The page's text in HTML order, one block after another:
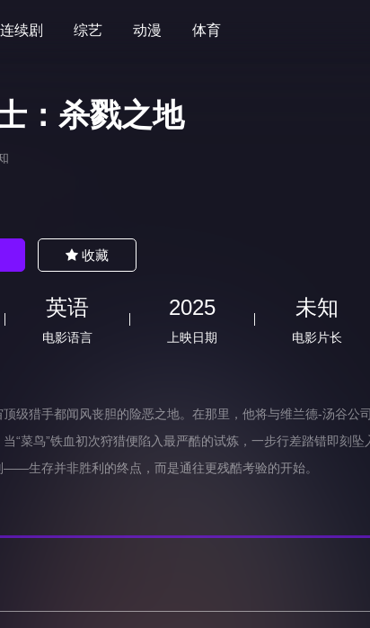
连续剧 综艺 动漫 体育
：杀戮之地
收藏
英语
电影语言
2025
上映日期
未知
电影片长
猎手都闻风丧胆的险恶之地。在那里，他将与维兰德-汤谷公
“菜鸟”铁血初次狩猎便陷入最严酷的试炼，一步行差踏错即刻
生存并非胜利的终点，而是通往更残酷考验的开始。